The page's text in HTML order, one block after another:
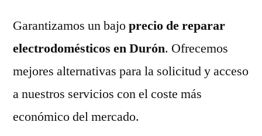
Garantizamos un bajoprecio de reparar
electrodomésticos en Durón. Ofrecemos
mejores alternativas para la solicitud y acceso
a nuestros servicios con el coste más
económico del mercado.